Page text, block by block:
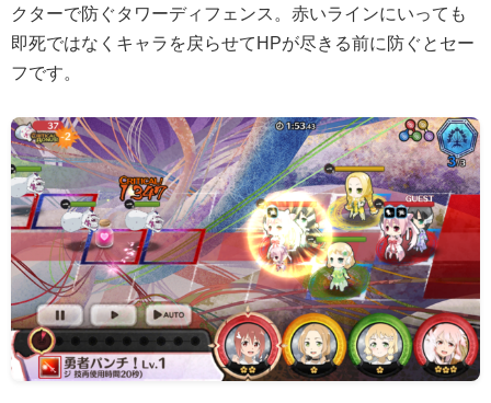
クターで防ぐタワーディフェンス。赤いラインにいっても
即死ではなくキャラを戻らせてHPが尽きる前に防ぐとセー
フです。